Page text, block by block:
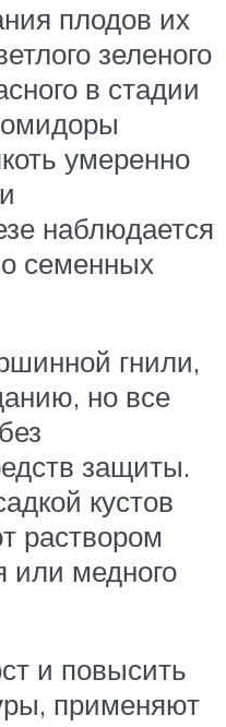
плодов их
зеленого
в стадии
умеренно
наблюдается
семенных
гнили,
но все
защиты.
кустов
раствором
или медного
и повысить
применяют